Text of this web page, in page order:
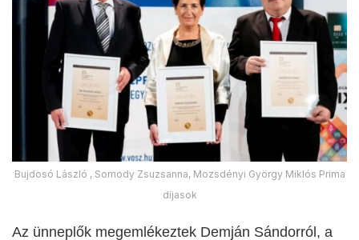
Bujdosó László , Somody Zsuzsanna, Mozsdényi György Miklós Prima
díjasok
Az ünneplők megemlékeztek Demján Sándorról, a